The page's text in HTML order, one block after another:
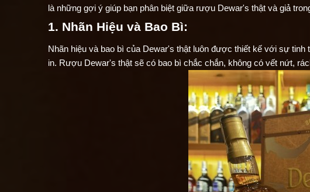
là những gợi ý giúp bạn phân biệt giữa rượu Dewar's thật và giả
1. Nhãn Hiệu và Bao Bì:
Nhãn hiệu và bao bì của Dewar's thật luôn được thiết kế với sự
in. Rượu Dewar's thật sẽ có bao bì chắc chắn, không có vết nứt,